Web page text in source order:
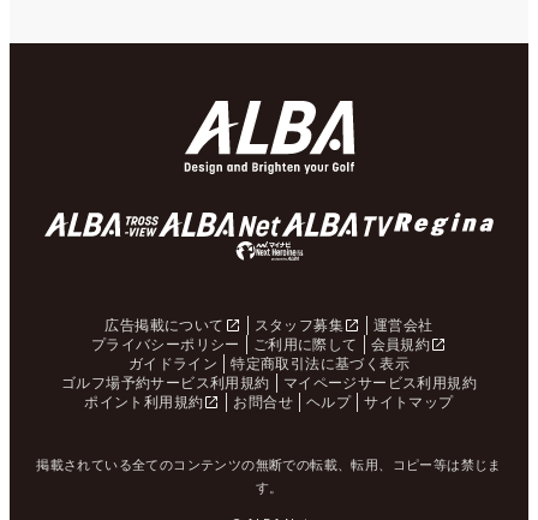
広告掲載について スタッフ募集
運営会社
プライバシーポリシー
ご利用に際して
会員規約
ガイドライン
特定商取引法に基づく表示
ゴルフ場予約サービス利用規約
マイページサービス利用規約
ポイント利用規約
お問合せ ヘルプ サイトマップ
掲載されている全てのコンテンツの無断での転載、転用、コピー等は禁じま
す。